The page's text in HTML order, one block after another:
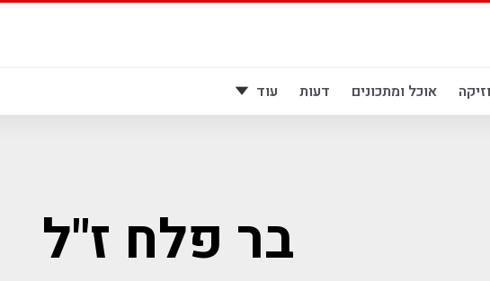
אוכל ומתכונים דעות עוד
בר פלח ז"ל